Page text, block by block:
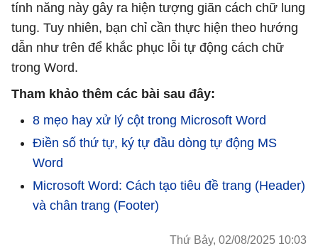
tính năng này gây ra hiện tượng giãn cách chữ lung
tung. Tuy nhiên, bạn chỉ cần thực hiện theo hướng
dẫn như trên để khắc phục lỗi tự động cách chữ
trong Word.
Tham khảo thêm các bài sau đây:
8 mẹo hay xử lý cột trong Microsoft Word
Điền số thứ tự, ký tự đầu dòng tự động MS
Word
Microsoft Word: Cách tạo tiêu đề trang (Header)
và chân trang (Footer)
Thứ Bảy, 02/08/2025 10:03